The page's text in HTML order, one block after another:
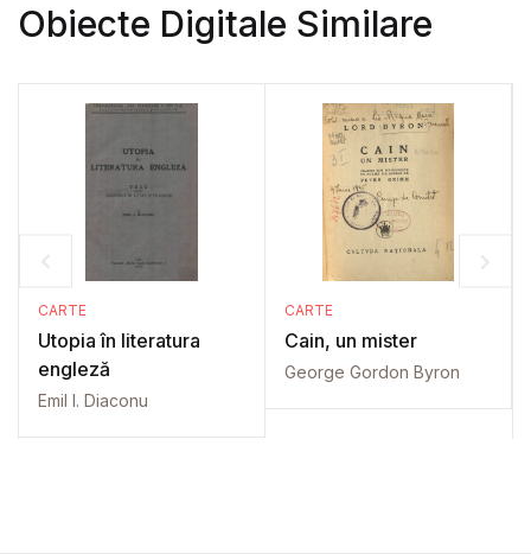
Obiecte Digitale Similare
CARTE
Utopia în literatura
engleză
Emil I. Diaconu
CARTE
Cain, un mister
George Gordon Byron